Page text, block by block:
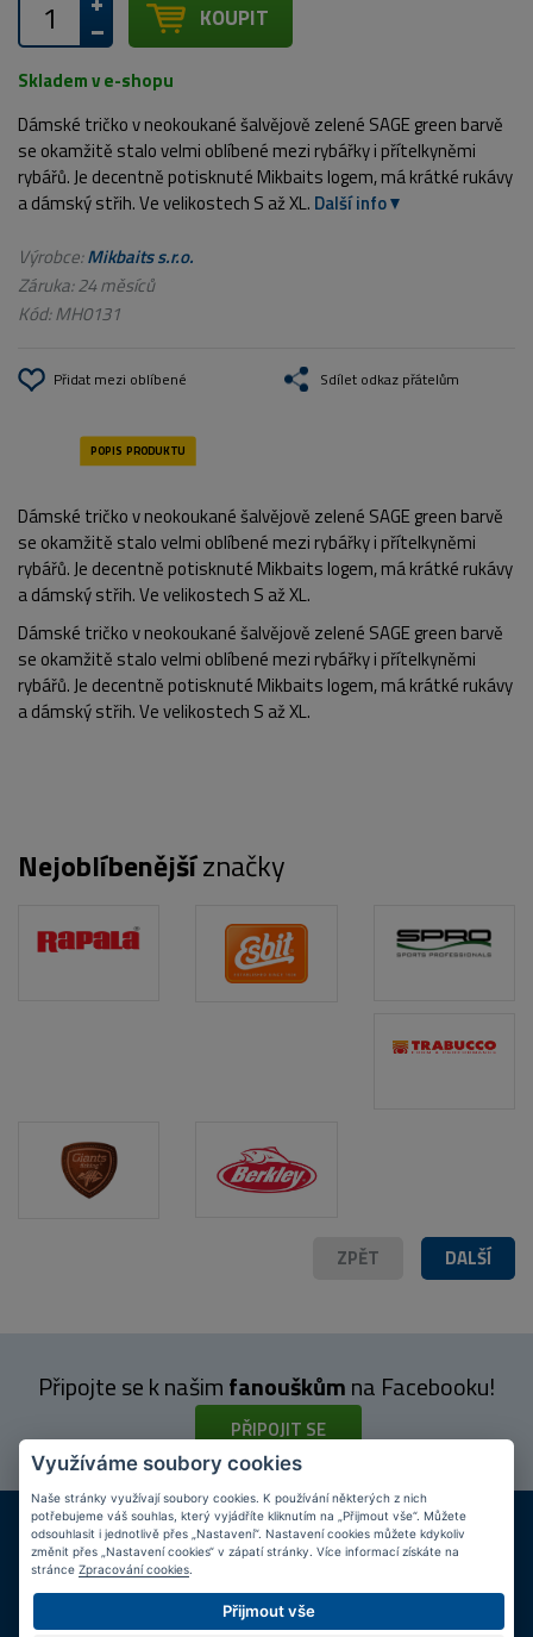
KOUPIT
Skladem v e-shopu
Dámské tričko v neokoukané šalvějově zelené SAGE green barvě
se okamžitě stalo velmi oblíbené mezi rybářky i přítelkyněmi
rybářů. Je decentně potisknuté Mikbaits logem, má krátké rukávy
a dámský střih. Ve velikostech S až XL. Další info
Výrobce:Mikbaits s.r.o.
Záruka: 24 měsíců
Kód:MH0131
Přidat mezi oblíbené Sdílet odkaz přátelům
POPIS PRODUKTU
Dámské tričko v neokoukané šalvějově zelené SAGE green barvě
se okamžitě stalo velmi oblíbené mezi rybářky i přítelkyněmi
rybářů. Je decentně potisknuté Mikbaits logem, má krátké rukávy
a dámský střih. Ve velikostech S až XL.
Dámské tričko v neokoukané šalvějově zelené SAGE green barvě
se okamžitě stalo velmi oblíbené mezi rybářky i přítelkyněmi
rybářů. Je decentně potisknuté Mikbaits logem, má krátké rukávy
a dámský střih. Ve velikostech S až XL.
Nejoblíbenějšíznačky
DALŠÍ
ZPĚT
Připojte se k našimfanouškůmna Facebooku!
PŘIPOJIT SE
DOPRAVA ZDARMA
Při nákupu nad 2 000 Kč
KAMENNÉ PRODEJNY
Jsme na trhu více než 10 let
Tipyk nákupu
Využíváme soubory cookies
Naše stránky využívají soubory cookies. K používání některých z nich
potřebujeme váš souhlas, který vyjádříte kliknutím na „Přijmout vše“. Můžete
odsouhlasit i jednotlivě přes „Nastavení“. Nastavení cookies můžete kdykoliv
změnit přes „Nastavení cookies“ v zápatí stránky. Více informací získáte na
stránce Zpracování cookies
Přijmout vše